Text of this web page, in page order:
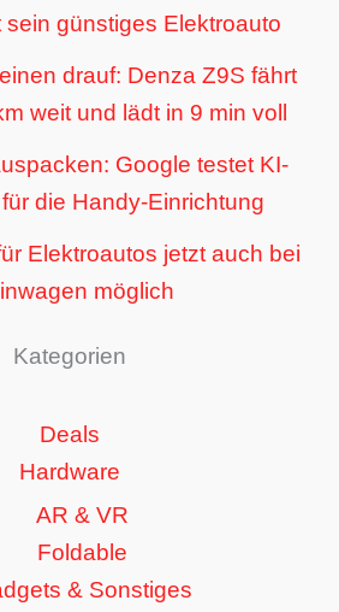
günstiges Elektroauto
drauf: Denza Z9S fährt
weit und lädt in 9 min voll
Google testet KI-
die Handy-Einrichtung
Elektroautos jetzt auch bei
möglich
Kategorien
Deals
Hardware
AR & VR
Foldable
& Sonstiges